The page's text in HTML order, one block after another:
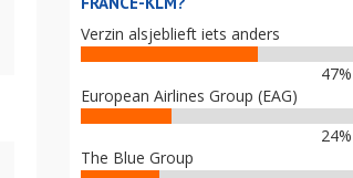
Verzin alsjeblieft iets anders
European Airlines Group (EAG)
The Blue Group